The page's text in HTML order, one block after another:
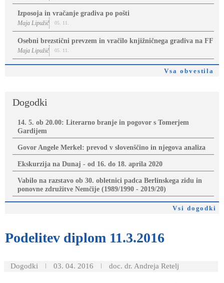
Izposoja in vračanje gradiva po pošti
Maja Lipužič 05. 11.
Osebni brezstični prevzem in vračilo knjižničnega gradiva na FF
Maja Lipužič 05. 11.
Vsa obvestila
Dogodki
14. 5. ob 20.00: Literarno branje in pogovor s Tomerjem
Gardijem
Govor Angele Merkel: prevod v slovenščino in njegova analiza
Ekskurzija na Dunaj - od 16. do 18. aprila 2020
Vabilo na razstavo ob 30. obletnici padca Berlinskega zidu in
ponovne združitve Nemčije (1989/1990 - 2019/20)
Vsi dogodki
Podelitev diplom 11.3.2016
Dogodki 03. 04. 2016 doc. dr. Andreja Retelj